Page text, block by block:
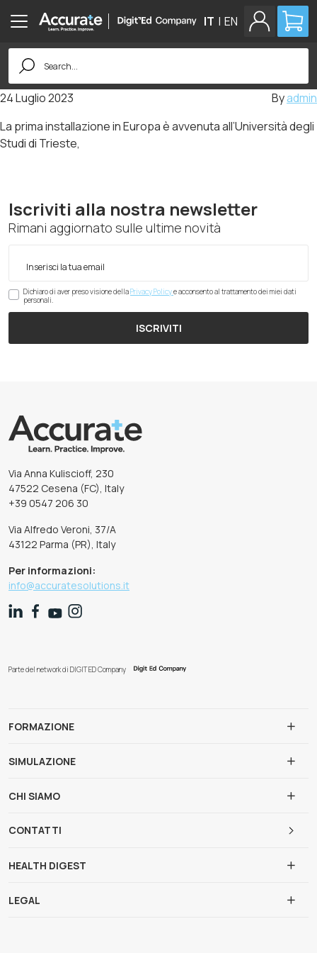
IT | EN
Search
for:
24 Luglio 2023 Byadmin
La prima installazione in Europa è avvenuta all’Università degli
Studi di Trieste,
Iscriviti alla nostra newsletter
Rimani aggiornato sulle ultime novità
Dichiaro di aver preso visione dellaPrivacy Policye acconsento al trattamento dei miei dati
personali.
ISCRIVITI
Via Anna Kuliscioff, 230
47522 Cesena (FC), Italy
+39 0547 206 30
Via Alfredo Veroni, 37/A
43122 Parma (PR), Italy
Per informazioni:
info@accuratesolutions.it
Parte del network di DIGIT ED Company
FORMAZIONE
SIMULAZIONE
CHI SIAMO
CONTATTI
HEALTH DIGEST
LEGAL